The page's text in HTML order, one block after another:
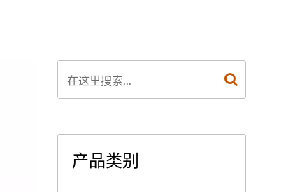
产品类别